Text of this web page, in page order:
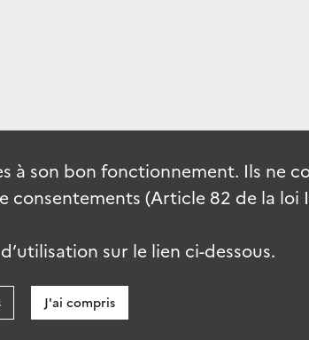
à son bon fonctionnement. Ils ne
consentements (Article 82 de la
sur le lien ci-dessous.
J'ai compris